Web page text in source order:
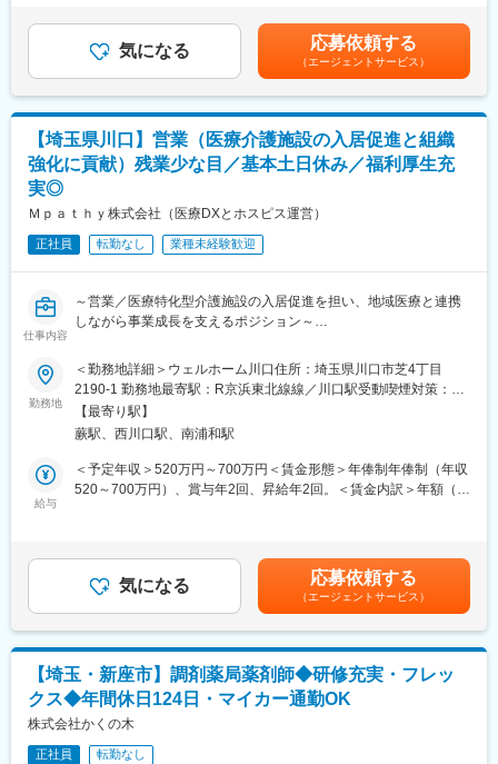
する超高齢化社会に必要不可欠な社会貢献性の高い事業を行って
おり、医療・介護に関わる全ての人が安心できる快適なヘルスケ
ア環境の創造をテーマに事業を展開しています。
変更の範囲：会社の定める業務
【キャリアパス】
リーダー候補からさらにキャリアアップを目指すことができま
す！
ケアサポートの介護現場や自立支援を学びながら、半年～１年を
かけてリーダールートの手順書を使用し、相談業務を覚えていき
ます！
現リーダーや拠点長も近くにいるのでサポート環境は整っていま
将来、リーダーからチーフ・拠点長へとステップアップすること
も可能です！
・当社は「自宅や愛着のある場所でいつまでも私らしく過ごした
い！」私たちはそんな想いとともに歩む企業です。
・グループ全体で社員数1400名を超える規模ですが、スピーディ
ーに即断即決即行動を重視しています。
変更の範囲：会社の定める業務
り。賃金はあくまでも目安の金額であり、選考を通じて上下する
可能性があります。月給(月額)は固定手当を含めた表記です。
気になる 応募依頼する
（エージェントサービス）
【埼玉県川口】営業（医療介護施設の入居促進と組織
強化に貢献）残業少な目／基本土日休み／福利厚生充
実◎
Ｍｐａｔｈｙ株式会社（医療DXとホスピス運営）
正社員 転勤なし 業種未経験歓迎
仕事内容
～営業／医療特化型介護施設の入居促進を担い、地域医療と連携
しながら事業成長を支えるポジション～
【概要】
当社が運営する「ウェルホーム」は、末期がんや神経難病など、
医療依存度の高い方が安心して生活できる医療特化型介護施設で
す。そこでの入居促進・地域連携業務を担当いただきます。「自
宅では難しいが、病院ではもう看られない」そんな状況にある
方々にとって、医療特化型介護施設は重要な選択肢となります。
【募集背景】
件数も増加しており、
「地域医療との連携強化」や「安定的な入居促進体制の構築」が
重要なテーマとなっています。
本ポジションは単なる営業ではなく、地域医療と施設をつなぎ、
入居を通して施設運営を支える重要な役割です。
【業務詳細】
勤務地
＜勤務地詳細＞ウェルホーム川口住所：埼玉県川口市芝4丁目
2190-1 勤務地最寄駅：R京浜東北線線／川口駅受動喫煙対策：屋
内全面禁煙変更の範囲：会社の定める事業所
【最寄り駅】
蕨駅、西川口駅、南浦和駅
給与
＜予定年収＞520万円～700万円＜賃金形態＞年俸制年俸制（年収
520～700万円）、賞与年2回、昇給年2回。＜賃金内訳＞年額（基
律手当を含む）＜昇給有無＞有＜残業手当＞有＜給与補足＞年収
は基本給と固定時間外手当30時間分を含みます。賞与は年2回、1
回あたり基本給＋固定時間外手当1ヵ月分（評価によって変動）。
賃金はあくまでも目安の金額であり、選考を通じて上下する可能
性があります。月給(月額)は固定手当を含めた表記です。
気になる 応募依頼する
（エージェントサービス）
【埼玉・新座市】調剤薬局薬剤師◆研修充実・フレッ
クス◆年間休日124日・マイカー通勤OK
株式会社かくの木
正社員 転勤なし